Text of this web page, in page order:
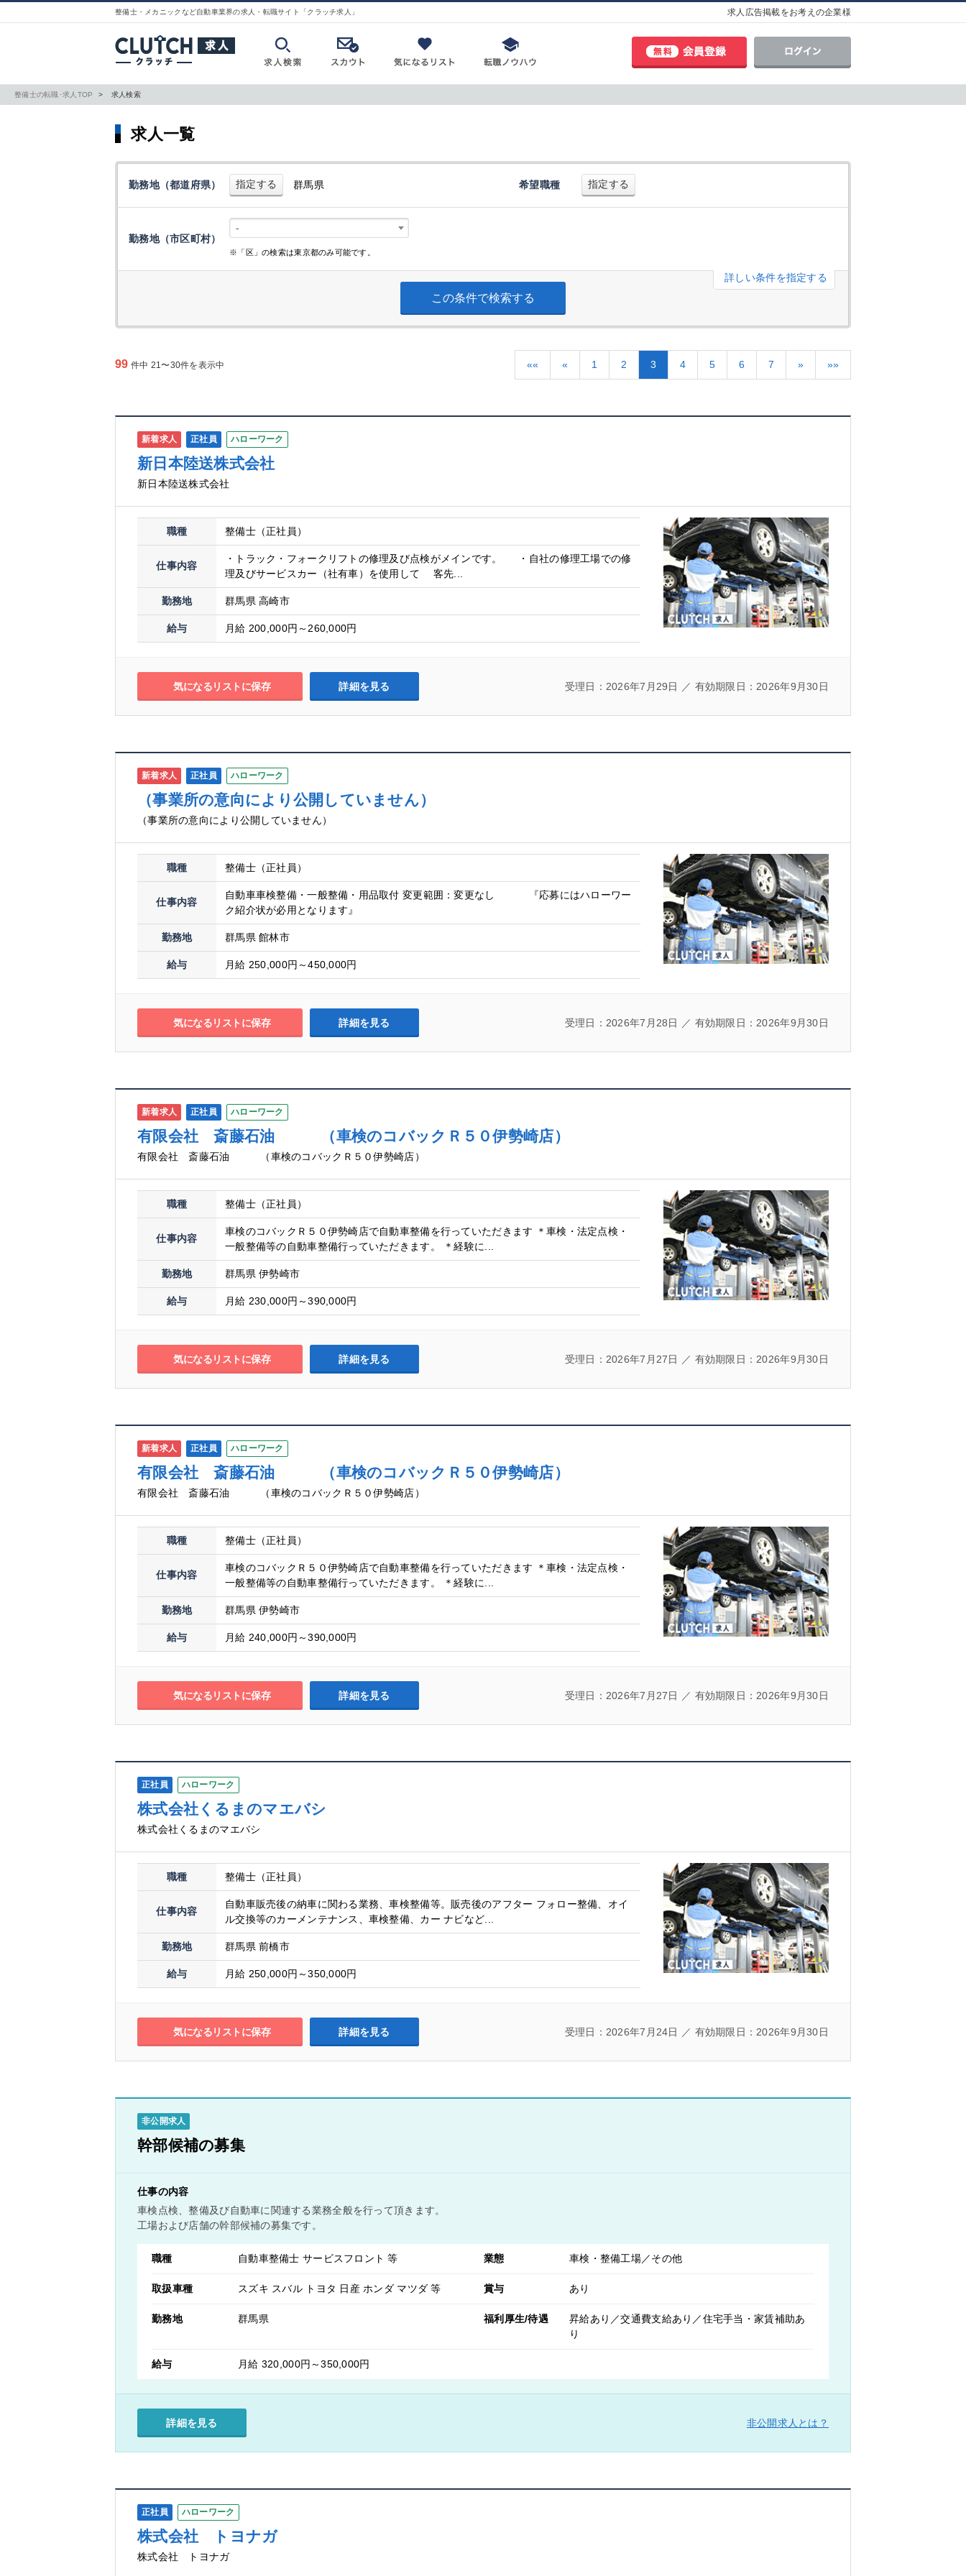
整備士・メカニックなど自動車業界の求人・転職サイト「クラッチ求人」 求人広告掲載をお考えの企業様
整備士の転職･求人TOP 求人検索
求人一覧
勤務地（都道府県） 指定する 群馬県 希望職種 指定する
勤務地（市区町村）
-
※「区」の検索は東京都のみ可能です。
詳しい条件を指定する
99 件中 21〜30件を表示中 «« « 1 2 3 4 5 6 7 » »»
新着求人 正社員 ハローワーク
新日本陸送株式会社
新日本陸送株式会社
職種 整備士（正社員）
仕事内容
・トラック・フォークリフトの修理及び点検がメインです。 ・自社の修理工場での修
理及びサービスカー（社有車）を使用して 客先...
勤務地 群馬県 高崎市
給与 月給 200,000円～260,000円
受理日：2026年7月29日 ／ 有効期限日：2026年9月30日
詳細を見る
気になるリストに保存
新着求人 正社員 ハローワーク
（事業所の意向により公開していません）
（事業所の意向により公開していません）
職種 整備士（正社員）
仕事内容
自動車車検整備・一般整備・用品取付 変更範囲：変更なし 『応募にはハローワー
ク紹介状が必用となります』
勤務地 群馬県 館林市
給与 月給 250,000円～450,000円
受理日：2026年7月28日 ／ 有効期限日：2026年9月30日
詳細を見る
気になるリストに保存
新着求人 正社員 ハローワーク
有限会社 斎藤石油 （車検のコバックＲ５０伊勢崎店）
有限会社 斎藤石油 （車検のコバックＲ５０伊勢崎店）
職種 整備士（正社員）
仕事内容
車検のコバックＲ５０伊勢崎店で自動車整備を行っていただきます ＊車検・法定点検・
一般整備等の自動車整備行っていただきます。 ＊経験に...
勤務地 群馬県 伊勢崎市
給与 月給 230,000円～390,000円
受理日：2026年7月27日 ／ 有効期限日：2026年9月30日
詳細を見る
気になるリストに保存
新着求人 正社員 ハローワーク
有限会社 斎藤石油 （車検のコバックＲ５０伊勢崎店）
有限会社 斎藤石油 （車検のコバックＲ５０伊勢崎店）
職種 整備士（正社員）
仕事内容
車検のコバックＲ５０伊勢崎店で自動車整備を行っていただきます ＊車検・法定点検・
一般整備等の自動車整備行っていただきます。 ＊経験に...
勤務地 群馬県 伊勢崎市
給与 月給 240,000円～390,000円
受理日：2026年7月27日 ／ 有効期限日：2026年9月30日
詳細を見る
気になるリストに保存
正社員 ハローワーク
株式会社くるまのマエバシ
株式会社くるまのマエバシ
職種 整備士（正社員）
仕事内容
自動車販売後の納車に関わる業務、車検整備等。販売後のアフター フォロー整備、オイ
ル交換等のカーメンテナンス、車検整備、カー ナビなど...
勤務地 群馬県 前橋市
給与 月給 250,000円～350,000円
受理日：2026年7月24日 ／ 有効期限日：2026年9月30日
詳細を見る
気になるリストに保存
非公開求人
幹部候補の募集
仕事の内容
車検点検、整備及び自動車に関連する業務全般を行って頂きます。
工場および店舗の幹部候補の募集です。
職種 自動車整備士 サービスフロント 等 業態 車検・整備工場／その他
取扱車種 スズキ スバル トヨタ 日産 ホンダ マツダ 等 賞与 あり
勤務地 群馬県 福利厚生/待遇
昇給あり／交通費支給あり／住宅手当・家賃補助あ
り
給与 月給 320,000円～350,000円
詳細を見る 非公開求人とは？
正社員 ハローワーク
株式会社 トヨナガ
株式会社 トヨナガ